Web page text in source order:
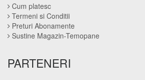
Cum platesc
Termeni si Conditii
Preturi Abonamente
Sustine Magazin-Temopane
PARTENERI